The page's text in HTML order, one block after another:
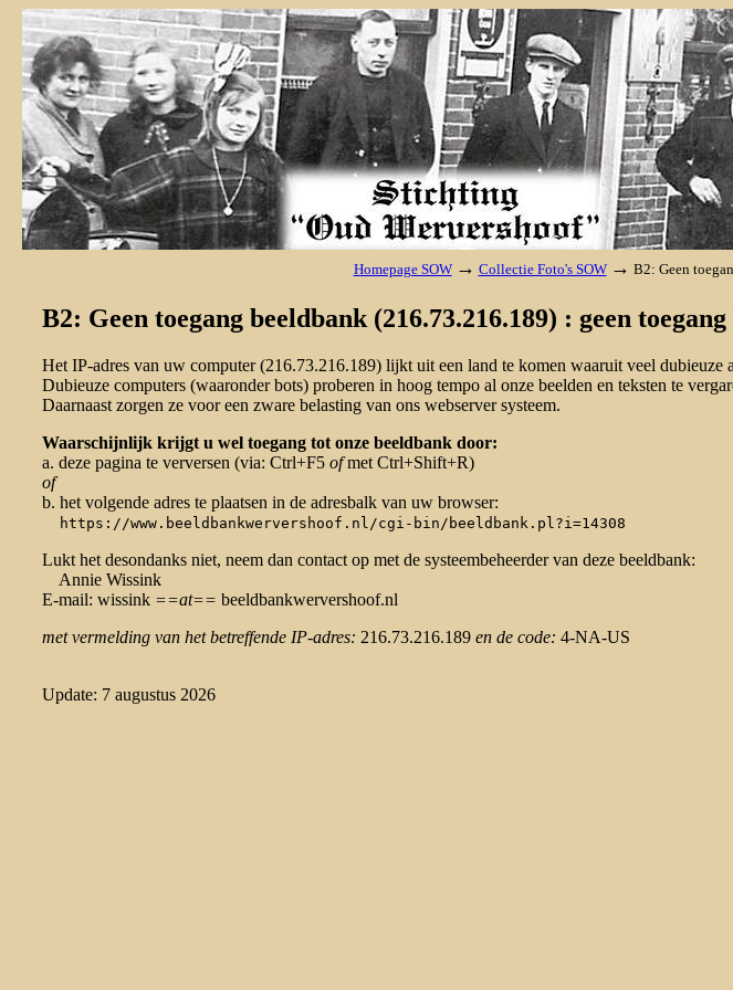
Homepage SOW → Collectie Foto's SOW → B2: Geen
B2: Geen toegang beeldbank (216.73.216.189) : geen
Het IP-adres van uw computer (216.73.216.189) lijkt uit een land te komen waaruit veel dubieuze
Dubieuze computers (waaronder bots) proberen in hoog tempo al onze beelden en teksten te
Daarnaast zorgen ze voor een zware belasting van ons webserver systeem.
Waarschijnlijk krijgt u wel toegang tot onze beeldbank door:
a. deze pagina te verversen (via: Ctrl+F5 ofmet Ctrl+Shift+R)
of
b. het volgende adres te plaatsen in de adresbalk van uw browser:
https://www.beeldbankwervershoof.nl/cgi-bin/beeldbank.pl?i=14308
Lukt het desondanks niet, neem dan contact op met de systeembeheerder van deze beeldbank:
Annie Wissink
E-mail: wissink ==at== beeldbankwervershoof.nl
met vermelding van het betreffende IP-adres: 216.73.216.189 en de code: 4-NA-US
Update: 7 augustus 2026